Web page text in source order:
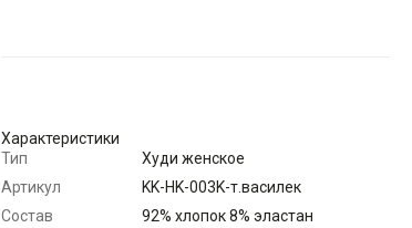
Характеристики
Тип
Худи женское
Артикул
KK-HK-003K-т.василек
Состав
92% хлопок 8% эластан